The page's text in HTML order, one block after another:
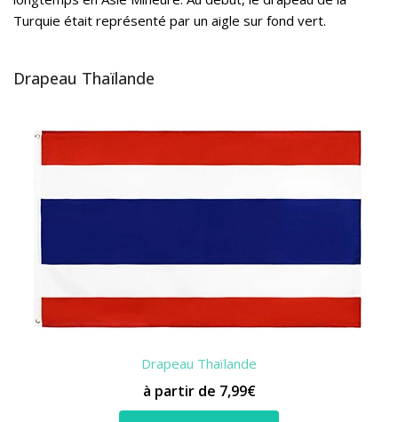
Turquie était représenté par un aigle sur fond vert.
Drapeau Thaïlande
Drapeau Thaïlande
à partir de 7,99€